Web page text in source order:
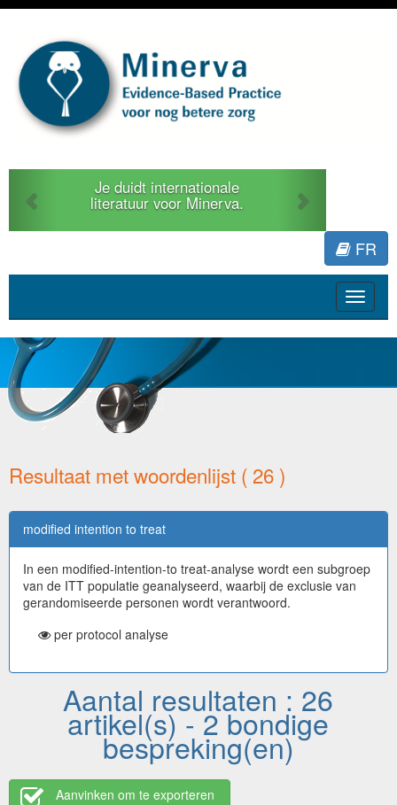
Je duidt internationale
literatuur voor Minerva.
Previous
FR
Toggle
Resultaat met woordenlijst ( 26 )
modified intention to treat
In een modified-intention-to treat-analyse wordt een subgroep
van de ITT populatie geanalyseerd, waarbij de exclusie van
gerandomiseerde personen wordt verantwoord.
per protocol analyse
Aantal resultaten : 26
artikel(s) - 2 bondige
bespreking(en)
Aanvinken om te exporteren